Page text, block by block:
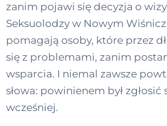
zanim pojawi się decyzja o
Seksuolodzy w Nowym
pomagają osoby, które przez
się z problemami, zanim
wsparcia. I niemal zawsze
słowa: powinienem był zgłosić
wcześniej.